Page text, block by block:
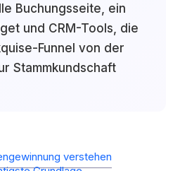
Buchungsseite, ein
und CRM-Tools, die
Funnel von der
Stammkundschaft
verstehen